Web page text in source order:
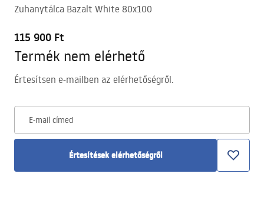
Zuhanytálca Bazalt White 80x100
115 900 Ft
Termék nem elérhető
Értesítsen e-mailben az elérhetőségről.
E-mail címed
Értesítések elérhetőségről